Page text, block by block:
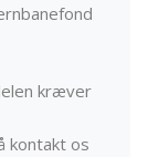
kræver
kontakt os